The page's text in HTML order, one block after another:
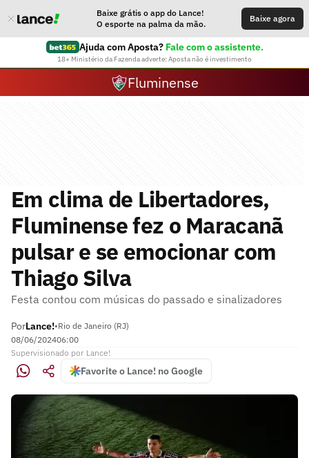
Baixe grátis o app do Lance!
O esporte na palma da mão.
Baixe agora
Ajuda com Aposta? Fale com o assistente.
18+ Ministério da Fazenda adverte: Aposta não é investimento
Fluminense
Em clima de Libertadores,
Fluminense fez o Maracanã
pulsar e se emocionar com
Thiago Silva
Festa contou com músicas do passado e sinalizadores
PorLance!•Rio de Janeiro (RJ)
08/06/202406:00
Supervisionado por Lance!
Favorite o Lance! no Google